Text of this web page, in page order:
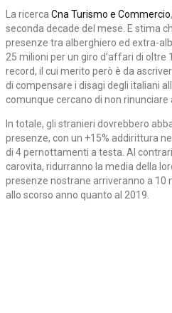
La ricerca Cna Turismo e Commercio
seconda decade del mese. E stima
presenze tra alberghiero ed extra-
25 milioni per un giro d’affari di
record, il cui merito però è da
di compensare i disagi degli italiani
comunque cercano di non
In totale, gli stranieri dovrebbero
presenze, con un +15% addirittura
di 4 pernottamenti a testa. Al
carovita, ridurranno la media della
presenze nostrane arriveranno a 10
allo scorso anno quanto al 2019.